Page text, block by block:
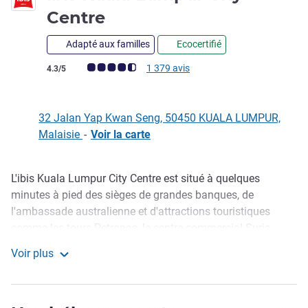
Centre
Adapté aux familles Ecocertifié
Note Avis clients (Note ALL)
4.3/5 1 379 avis
32 Jalan Yap Kwan Seng, 50450 KUALA LUMPUR,
Malaisie - Voir la carte
Description
L'ibis Kuala Lumpur City Centre est situé à quelques
minutes à pied des sièges de grandes banques, de
l'ambassade australienne et d'attractions touristiques
Ramlee et la bibliothèque nationale. L'hôtel offre : superbes
Voir plus